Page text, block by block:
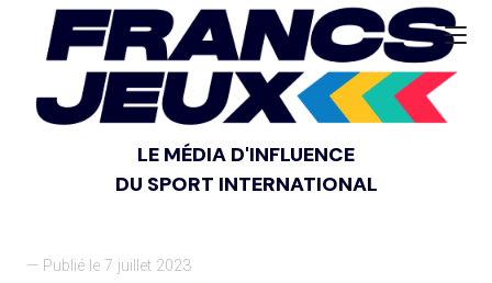
LE MÉDIA D'INFLUENCE
DU SPORT INTERNATIONAL
— Publié le 7 juillet 2023